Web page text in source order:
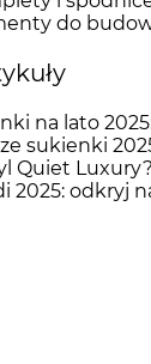
do
na lato
sukienki
Quiet
2025: odkryj